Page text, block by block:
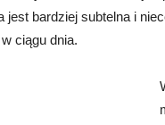
jest bardziej subtelna i
ciągu dnia.